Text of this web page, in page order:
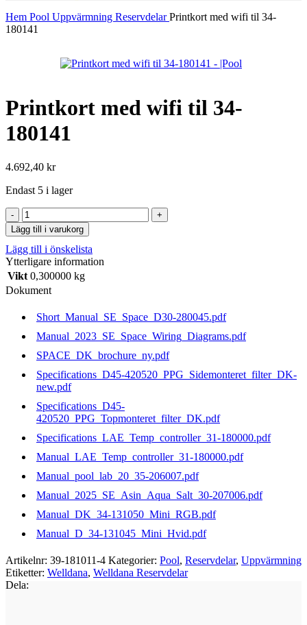
Hem Pool Uppvärmning ReservdelarPrintkort med wifi til 34-
180141
Printkort med wifi til 34-
180141
4.692,40 kr
Endast 5 i lager
Printkort
med
wifi
til
34-
180141
mängd
Lägg till i varukorg
Lägg till i önskelista
Ytterligare information
Vikt 0,300000 kg
Dokument
Short_Manual_SE_Space_D30-280045.pdf
Manual_2023_SE_Space_Wiring_Diagrams.pdf
SPACE_DK_brochure_ny.pdf
Specifications_D45-420520_PPG_Sidemonteret_filter_DK-
new.pdf
Specifications_D45-
420520_PPG_Topmonteret_filter_DK.pdf
Specifications_LAE_Temp_controller_31-180000.pdf
Manual_LAE_Temp_controller_31-180000.pdf
Manual_pool_lab_20_35-206007.pdf
Manual_2025_SE_Asin_Aqua_Salt_30-207006.pdf
Manual_DK_34-131050_Mini_RGB.pdf
Manual_D_34-131045_Mini_Hvid.pdf
Artikelnr: 39-181011-4 Kategorier: Pool, Reservdelar, Uppvärmning
Etiketter: Welldana, Welldana Reservdelar
Dela: